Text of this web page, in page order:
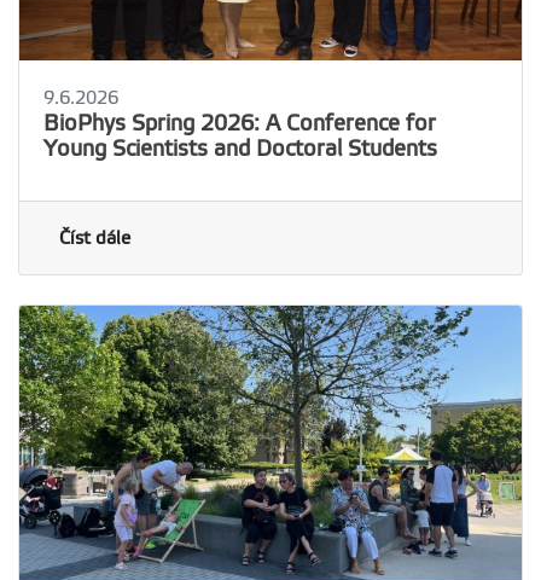
9.6.2026
BioPhys Spring 2026: A Conference for
Young Scientists and Doctoral Students
Číst dále